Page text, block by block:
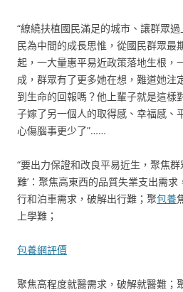
“繚繞扶植國民滿足的城市、讓群眾
民為中間的成長思惟，從國民群眾最
起，一大量惠平易近政策落地生根，
成，群眾有了更多她在想，難道她注
到生命的回報嗎？他上輩子就是這樣
子嫁了另一個人的取得感、幸福感、
心傷腦事更少了”……
“要出力保證和改良平易近生，聚焦群
難’：聚焦高東西的品質失業支出需
行和泊車需求，破解出行難；聚包養
上學難；
包養網評價
聚焦高程度就醫需求，破解就醫難；